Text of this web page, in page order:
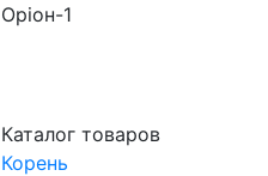
Оріон-1
Каталог товаров
Корень